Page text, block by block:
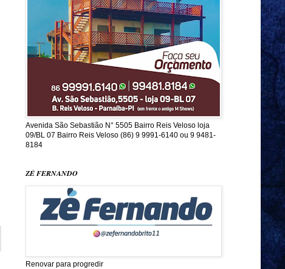
Avenida São Sebastião N° 5505 Bairro Reis Veloso loja
09/BL 07 Bairro Reis Veloso (86) 9 9991-6140 ou 9 9481-
8184
ZÉ FERNANDO
Renovar para progredir